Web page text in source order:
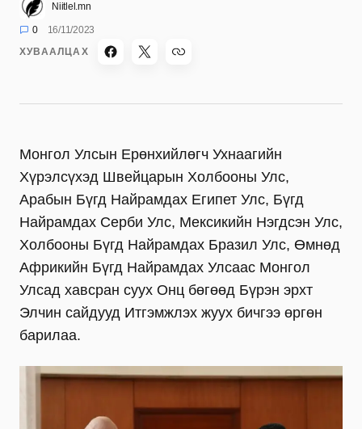
Niitlel.mn
0
16/11/2023
ХУВААЛЦАХ
Монгол Улсын Ерөнхийлөгч Ухнаагийн
Хүрэлсүхэд Швейцарын Холбооны Улс,
Арабын Бүгд Найрамдах Египет Улс, Бүгд
Найрамдах Серби Улс, Мексикийн Нэгдсэн Улс,
Холбооны Бүгд Найрамдах Бразил Улс, Өмнөд
Африкийн Бүгд Найрамдах Улсаас Монгол
Улсад хавсран суух Онц бөгөөд Бүрэн эрхт
Элчин сайдууд Итгэмжлэх жуух бичгээ өргөн
барилаа.